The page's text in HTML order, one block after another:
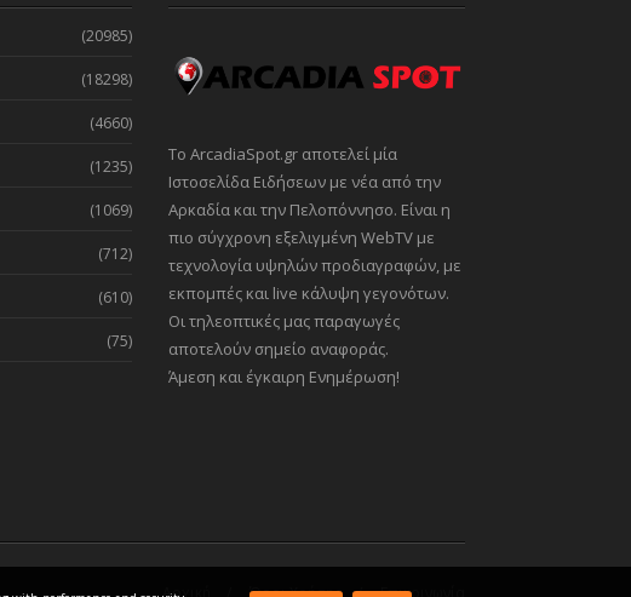
(20985)
(18298)
(4660)
(1235)
(1069)
(712)
(610)
(75)
Το ArcadiaSpot.gr αποτελεί μία
Ιστοσελίδα Ειδήσεων με νέα από την
Αρκαδία και την Πελοπόννησο. Είναι η
πιο σύγχρονη εξελιγμένη WebTV με
τεχνολογία υψηλών προδιαγραφών, με
εκπομπές και live κάλυψη γεγονότων.
Οι τηλεοπτικές μας παραγωγές
αποτελούν σημείο αναφοράς.
Άμεση και έγκαιρη Ενημέρωση!